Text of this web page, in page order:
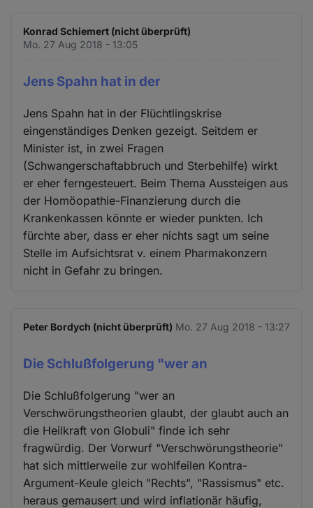
Konrad Schiemert (nicht überprüft)
Mo. 27 Aug 2018 - 13:05
Jens Spahn hat in der
Jens Spahn hat in der Flüchtlingskrise
eingenständiges Denken gezeigt. Seitdem er
Minister ist, in zwei Fragen
(Schwangerschaftabbruch und Sterbehilfe) wirkt
er eher ferngesteuert. Beim Thema Aussteigen aus
der Homöopathie-Finanzierung durch die
Krankenkassen könnte er wieder punkten. Ich
fürchte aber, dass er eher nichts sagt um seine
Stelle im Aufsichtsrat v. einem Pharmakonzern
nicht in Gefahr zu bringen.
Peter Bordych (nicht überprüft) Mo. 27 Aug 2018 - 13:27
Die Schlußfolgerung "wer an
Die Schlußfolgerung "wer an
Verschwörungstheorien glaubt, der glaubt auch an
die Heilkraft von Globuli" finde ich sehr
fragwürdig. Der Vorwurf "Verschwörungstheorie"
hat sich mittlerweile zur wohlfeilen Kontra-
Argument-Keule gleich "Rechts", "Rassismus" etc.
heraus gemausert und wird inflationär häufig,